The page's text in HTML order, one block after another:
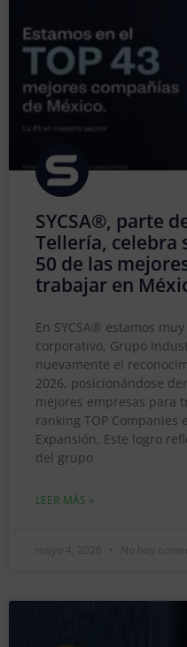
SYCSA®, parte
Tellería, celebra
50 de las
trabajar en
En SYCSA® estamos
corporativo, Grupo
nuevamente el
2026, posicionándose
mejores empresas para
ranking TOP Companies
Expansión. Este logro
del grupo
LEER MÁS »
mayo 4, 2026 No hay